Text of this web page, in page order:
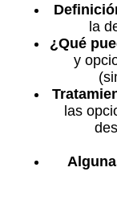
la
¿Qué
y
las